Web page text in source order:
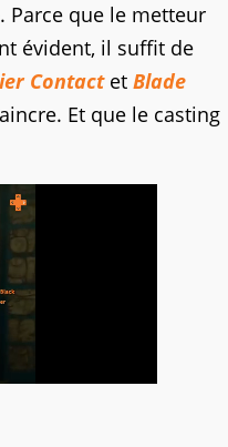
Parce que le metteur
évident, il suffit de
Contactet Blade
Et que le casting